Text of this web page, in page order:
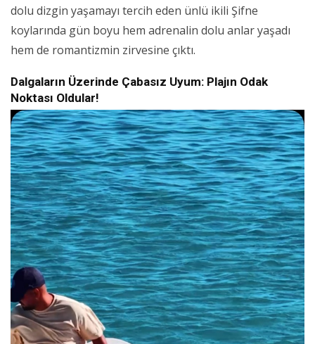
dolu dizgin yaşamayı tercih eden ünlü ikili Şifne
koylarında gün boyu hem adrenalin dolu anlar yaşadı
hem de romantizmin zirvesine çıktı.
Dalgaların Üzerinde Çabasız Uyum: Plajın Odak
Noktası Oldular!